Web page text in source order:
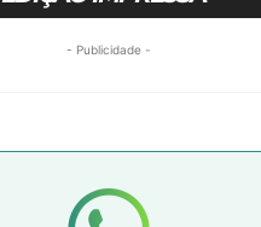
- Publicidade -